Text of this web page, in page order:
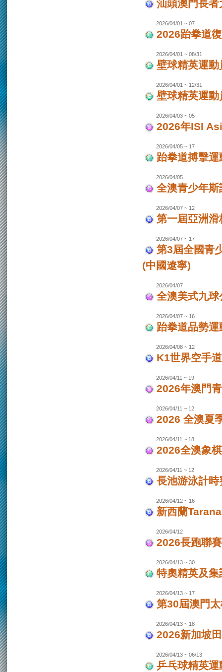
汕頭澳門長
2026/04/01 ~ 07
2026跆拳道
2026/04/01 ~ 08/31
壁球精英運
2026/04/01 ~ 12/31
壁球精英運
2026/04/03 ~ 05
2026年ISI
2026/04/05 ~ 17
跆拳道搏擊
2026/04/05
全澳青少年
2026/04/07 ~ 12
第一屆亞洲
2026/04/07 ~ 17
第3屆全國青
(中國遼寧)
2026/04/07
全澳美式九球
2026/04/07 ~ 16
跆拳道品勢
2026/04/08 ~ 12
K1世界空手
2026/04/11 ~ 19
2026年澳門
2026/04/11 ~ 12
2026 全澳夏
2026/04/11 ~ 18
2026全澳象
2026/04/11 ~ 12
長池游泳計
2026/04/12 ~ 16
新西蘭
2026/04/12
2026長跑聯
2026/04/13 ~ 30
特奧精英及
2026/04/13 ~ 17
第30屆澳門
2026/04/13 ~ 18
2026新加坡
2026/04/13 ~ 06/13
乒乓球精英